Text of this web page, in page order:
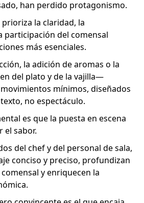
han perdido protagonismo.
la claridad, la
participación del comensal
más esenciales.
la adición de aromas o la
del plato y de la vajilla—
mínimos, diseñados
no espectáculo.
es que la puesta en escena
el sabor.
del chef y del personal de sala,
conciso y preciso, profundizan
y enriquecen la